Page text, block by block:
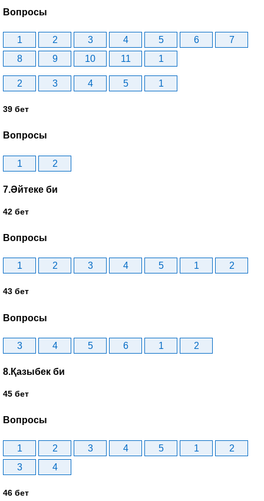
Вопросы
1 2 3 4 5 6
7
8
9 10 11 1
2 3 4 5 1
39 бет
Вопросы
1 2
7.Әйтеке би
42 бет
Вопросы
1 2 3 4 5 1 2
43 бет
Вопросы
3 4 5 6 1 2
8.Қазыбек би
45 бет
Вопросы
1 2 3 4 5 1
2
3
4
46 бет